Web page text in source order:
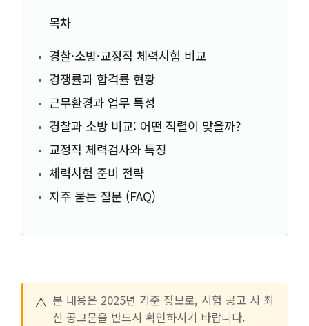
목차
경찰·소방·교정직 체력시험 비교
경쟁률과 합격률 현황
근무환경과 업무 특성
경찰과 소방 비교: 어떤 직렬이 맞을까?
교정직 체력검사와 특징
체력시험 준비 전략
자주 묻는 질문 (FAQ)
⚠️ 본 내용은 2025년 기준 정보로, 시험 공고 시 최
신 공고문을 반드시 확인하시기 바랍니다.